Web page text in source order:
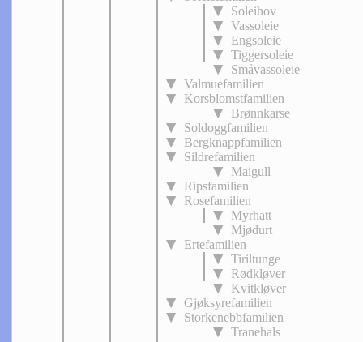
Soleihov
Vassoleie
Engsoleie
Tiggersoleie
Småvassoleie
Valmuefamilien
Korsblomstfamilien
Brønnkarse
Soldoggfamilien
Bergknappfamilien
Sildrefamilien
Maigull
Ripsfamilien
Rosefamilien
Myrhatt
Mjødurt
Ertefamilien
Tiriltunge
Rødkløver
Kvitkløver
Gjøksyrefamilien
Storkenebbfamilien
Tranehals